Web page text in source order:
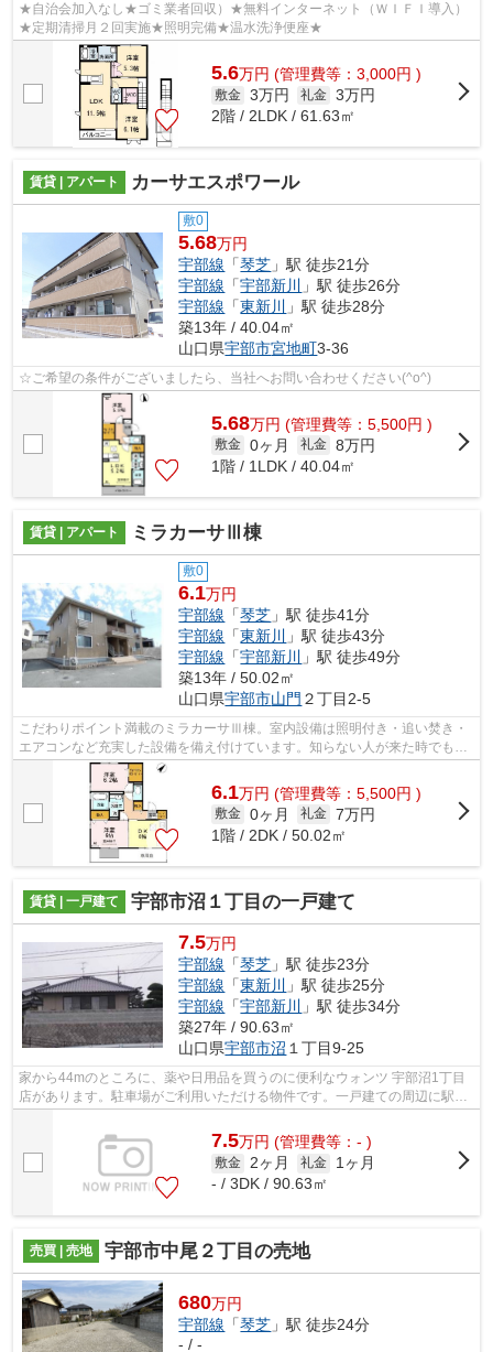
★自治会加入なし★ゴミ業者回収）★無料インターネット（ＷＩＦＩ導入）
★定期清掃月２回実施★照明完備★温水洗浄便座★
5.6万円 (管理費等：3,000円 )
敷金 3万円 礼金 3万円
2階 / 2LDK / 61.63㎡
賃貸 | アパート カーサエスポワール
敷0
5.68万円
宇部線 「琴芝 」駅 徒歩21分
宇部線 「宇部新川
」駅 徒歩26分
宇部線 「東新川
」駅 徒歩28分
築13年 / 40.04㎡
山口県宇部市宮地町3-36
☆ご希望の条件がございましたら、当社へお問い合わせください(^o^)
5.68万円 (管理費等：5,500円 )
敷金 0ヶ月 礼金 8万円
1階 / 1LDK / 40.04㎡
賃貸 | アパート ミラカーサⅢ棟
敷0
6.1万円
宇部線 「琴芝 」駅 徒歩41分
宇部線 「東新川
」駅 徒歩43分
宇部線 「宇部新川
」駅 徒歩49分
築13年 / 50.02㎡
山口県宇部市山門 ２丁目2-5
こだわりポイント満載のミラカーサⅢ棟。室内設備は照明付き・追い焚き・
エアコンなど充実した設備を備え付けています。知らない人が来た時でも玄
関を開けずに顔を確認できるTVインター...
6.1万円 (管理費等：5,500円 )
敷金 0ヶ月 礼金 7万円
1階 / 2DK / 50.02㎡
賃貸 | 一戸建て 宇部市沼１丁目の一戸建て
7.5万円
宇部線 「琴芝 」駅 徒歩23分
宇部線 「東新川
」駅 徒歩25分
宇部線 「宇部新川
」駅 徒歩34分
築27年 / 90.63㎡
山口県宇部市沼 １丁目9-25
家から44mのところに、薬や日用品を買うのに便利なウォンツ 宇部沼1丁目
店があります。駐車場がご利用いただける物件です。一戸建ての周辺に駅が
2つあり、よく電車を利用する方にピッ...
7.5万円 (管理費等：- )
敷金 2ヶ月 礼金
1ヶ月
- / 3DK / 90.63㎡
売買 | 売地 宇部市中尾２丁目の売地
680万円
宇部線 「琴芝 」駅 徒歩24分
- / -